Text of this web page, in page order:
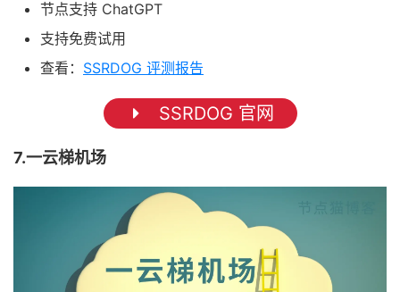
节点支持 ChatGPT
支持免费试用
查看： SSRDOG 评测报告
SSRDOG 官网
7.一云梯机场